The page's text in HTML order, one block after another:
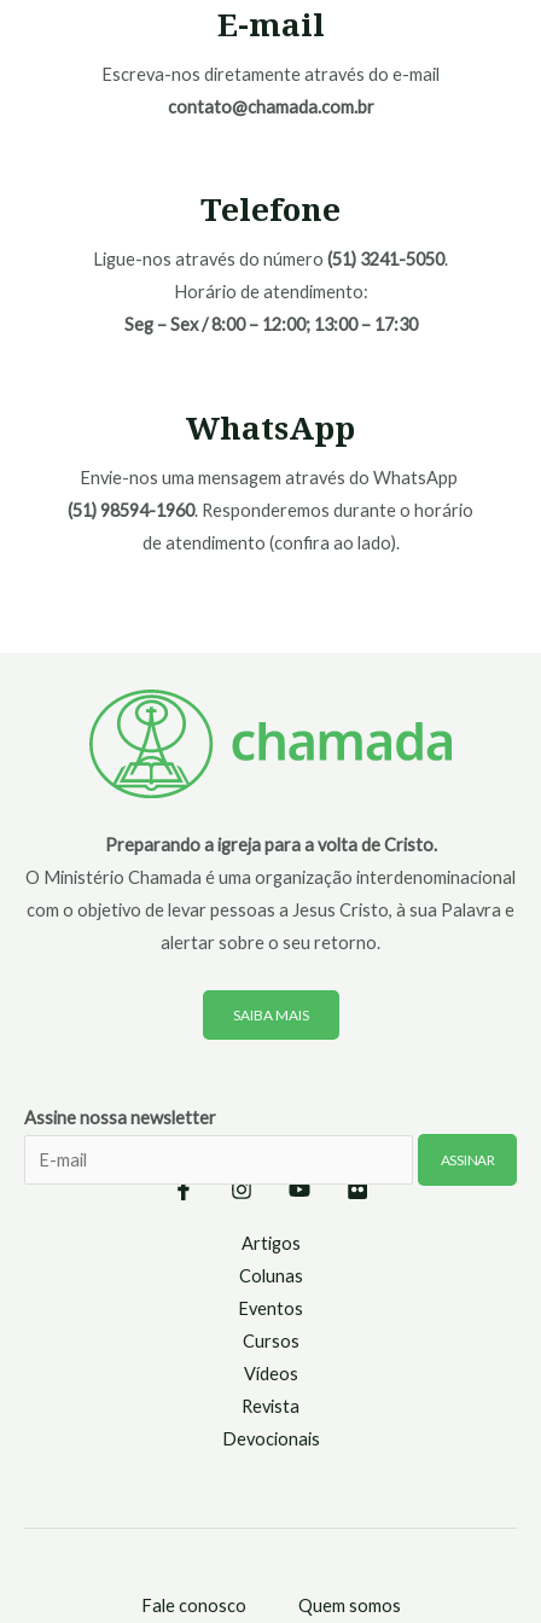
E-mail
Escreva-nos diretamente através do e-mail
contato@chamada.com.br
Telefone
Ligue-nos através do número (51) 3241-5050.
Horário de atendimento:
Seg – Sex / 8:00 – 12:00; 13:00 – 17:30
WhatsApp
Envie-nos uma mensagem através do WhatsApp
(51) 98594-1960. Responderemos durante o horário
de atendimento (confira ao lado).
Preparando a igreja para a volta de Cristo.
O Ministério Chamada é uma organização interdenominacional
com o objetivo de levar pessoas a Jesus Cristo, à sua Palavra e
alertar sobre o seu retorno.
SAIBA MAIS
Assine nossa newsletter
Artigos
Colunas
Eventos
Cursos
Vídeos
Revista
Devocionais
Fale conosco Quem somos